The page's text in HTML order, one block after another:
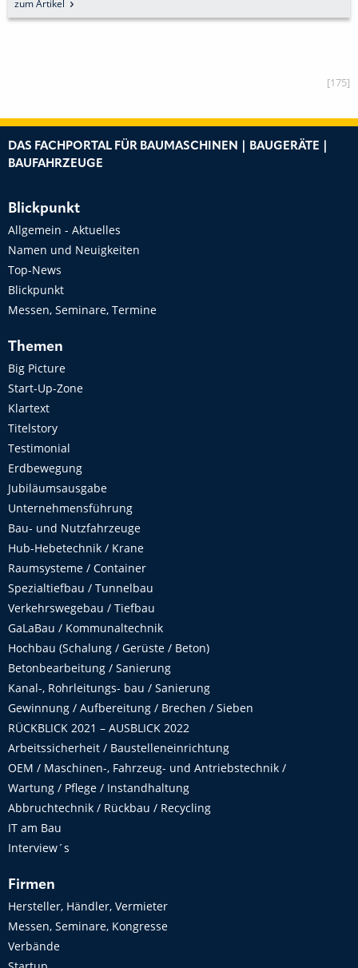
zum Artikel
[175]
DAS FACHPORTAL FÜR BAUMASCHINEN | BAUGERÄTE |
BAUFAHRZEUGE
Blickpunkt
Allgemein - Aktuelles
Namen und Neuigkeiten
Top-News
Blickpunkt
Messen, Seminare, Termine
Themen
Big Picture
Start-Up-Zone
Klartext
Titelstory
Testimonial
Erdbewegung
Jubiläumsausgabe
Unternehmensführung
Bau- und Nutzfahrzeuge
Hub-Hebetechnik / Krane
Raumsysteme / Container
Spezialtiefbau / Tunnelbau
Verkehrswegebau / Tiefbau
GaLaBau / Kommunaltechnik
Hochbau (Schalung / Gerüste / Beton)
Betonbearbeitung / Sanierung
Kanal-, Rohrleitungs- bau / Sanierung
Gewinnung / Aufbereitung / Brechen / Sieben
RÜCKBLICK 2021 – AUSBLICK 2022
Arbeitssicherheit / Baustelleneinrichtung
OEM / Maschinen-, Fahrzeug- und Antriebstechnik /
Wartung / Pflege / Instandhaltung
Abbruchtechnik / Rückbau / Recycling
IT am Bau
Interview´s
Firmen
Hersteller, Händler, Vermieter
Messen, Seminare, Kongresse
Verbände